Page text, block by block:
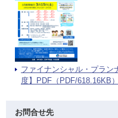
ファイナンシャル・プラン
度】PDF（PDF/618.16KB）
お問合せ先